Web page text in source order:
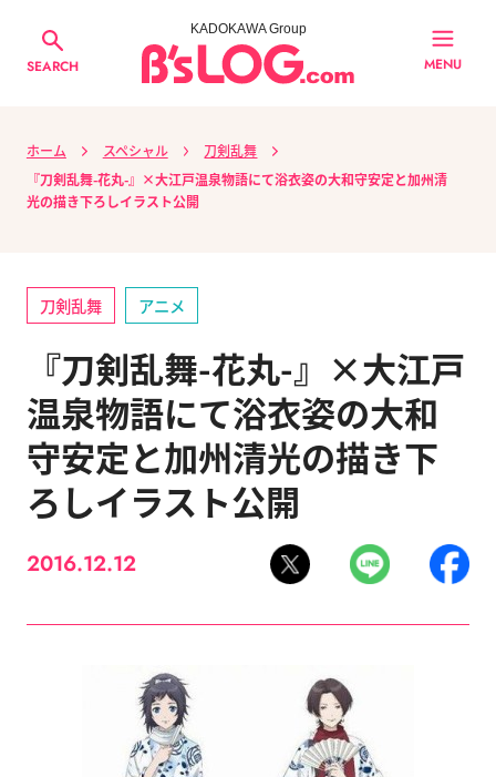
SEARCH
KADOKAWA Group
MENU
ホーム スペシャル
刀剣乱舞
『刀剣乱舞-花丸-』×大江戸温泉物語にて浴衣姿の大和守安定と加州清
光の描き下ろしイラスト公開
刀剣乱舞 アニメ
『刀剣乱舞-花丸-』×大江戸
温泉物語にて浴衣姿の大和
守安定と加州清光の描き下
ろしイラスト公開
2016.12.12